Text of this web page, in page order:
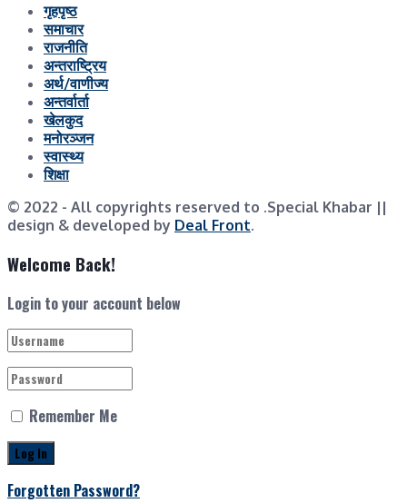
गृहपृष्ठ
समाचार
राजनीति
अन्तराष्ट्रिय
अर्थ/वाणीज्य
अन्तर्वार्ता
खेलकुद
मनोरञ्जन
स्वास्थ्य
शिक्षा
© 2022 - All copyrights reserved to .Special Khabar ||
design & developed by Deal Front.
Welcome Back!
Login to your account below
Remember Me
Forgotten Password?